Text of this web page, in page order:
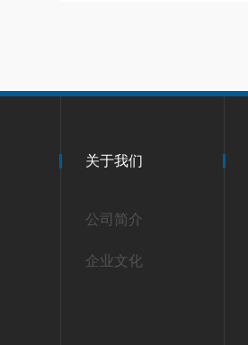
关于我们
公司简介
企业文化